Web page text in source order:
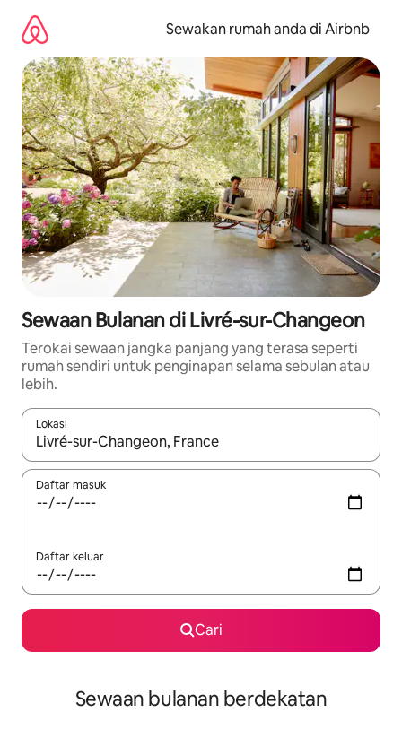
kandungan
Sewakan rumah anda di Airbnb
Sewaan Bulanan di Livré-sur-Changeon
Terokai sewaan jangka panjang yang terasa seperti
rumah sendiri untuk penginapan selama sebulan atau
lebih.
Lokasi
Apabila hasil tersedia, navigasi dengan kekunci anak panah
Daftar masuk
Daftar keluar
Cari
Sewaan bulanan berdekatan